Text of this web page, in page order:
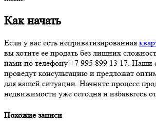
Как начать
Если у вас есть неприватизированная
вы хотите ее продать без лишних
нами по телефону +7 995 899 13 17. Наши
проведут консультацию и предложат
для вашей ситуации. Начните процесс
недвижимости уже сегодня и избавьтесь
Похожие записи